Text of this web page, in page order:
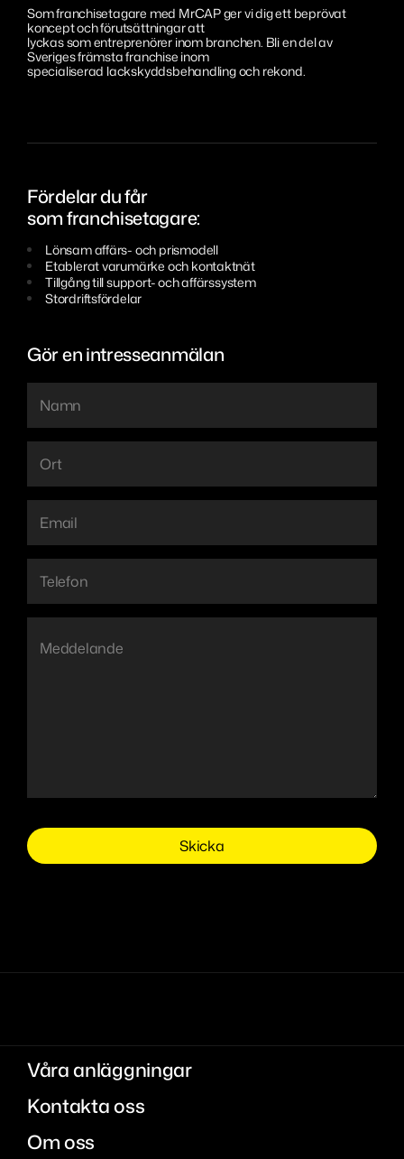
Sanering
Sundsvall
Värnamo Bredasten
Lisboa
Eesti
Português
Som franchisetagare med MrCAP ger vi dig ett beprövat
koncept och förutsättningar att
lyckas som entreprenörer inom branchen. Bli en del av
Sveriges främsta franchise inom
specialiserad lackskyddsbehandling och rekond.
Fördelar du får
som franchisetagare:
Lönsam affärs- och prismodell
Etablerat varumärke och kontaktnät
Tillgång till support- och affärssystem
Stordriftsfördelar
Gör en intresseanmälan
Våra anläggningar
Kontakta oss
Om oss